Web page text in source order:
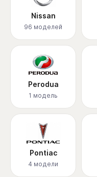
Nissan
96 моделей
Perodua
1 модель
Pontiac
4 модели